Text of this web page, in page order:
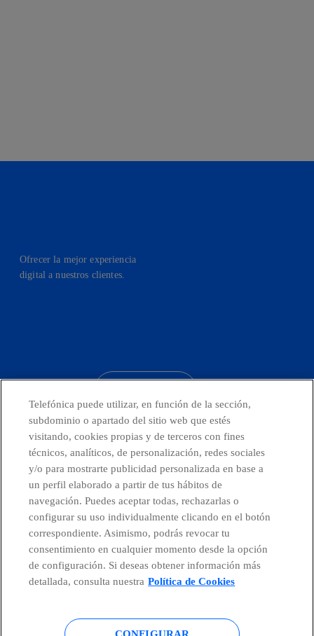
Ofrecer la mejor experiencia
digital a nuestros clientes.
Telefónica en redes sociales
Canal de Denuncias
Centro Global Transparencia
Telefónica puede utilizar, en función de la sección,
subdominio o apartado del sitio web que estés
visitando, cookies propias y de terceros con fines
técnicos, analíticos, de personalización, redes sociales
y/o para mostrarte publicidad personalizada en base a
un perfil elaborado a partir de tus hábitos de
navegación. Puedes aceptar todas, rechazarlas o
configurar su uso individualmente clicando en el botón
correspondiente. Asimismo, podrás revocar tu
consentimiento en cualquier momento desde la opción
de configuración. Si deseas obtener información más
detallada, consulta nuestra Política de Cookies
CONFIGURAR